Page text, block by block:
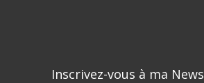
Inscrivez-vous à ma